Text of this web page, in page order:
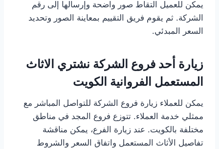
يمكن للعميل التقاط صور واضحة وإرسالها إلى رقم
الشركة. ثم يقوم فريق التقييم بمعاينة الصور وتحديد
السعر المبدئي.
زيارة أحد فروع الشركة نشتري الاثاث
المستعمل الفروانية الكويت
يمكن للعملاء زيارة فروع الشركة للتواصل المباشر مع
ممثلي خدمة العملاء. تتوزع فروع المجد في مناطق
مختلفة بالكويت. عند زيارة الفرع، يمكن مناقشة
تفاصيل الأثاث المستعمل واتفاق السعر والشروط